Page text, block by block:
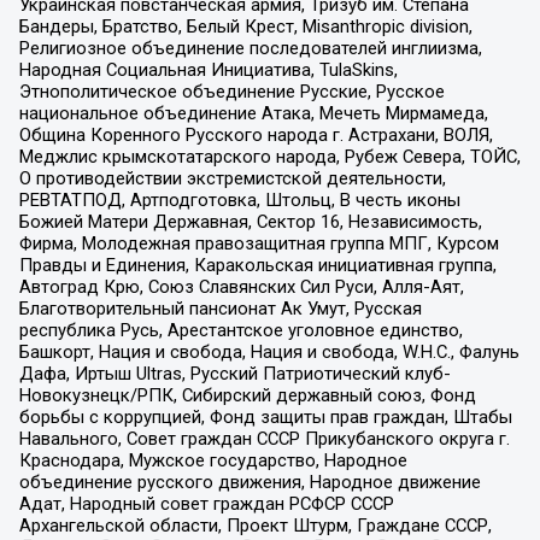
Украинская повстанческая армия, Тризуб им. Степана
Бандеры, Братство, Белый Крест, Misanthropic division,
Религиозное объединение последователей инглиизма,
Народная Социальная Инициатива, TulaSkins,
Этнополитическое объединение Русские, Русское
национальное объединение Атака, Мечеть Мирмамеда,
Община Коренного Русского народа г. Астрахани, ВОЛЯ,
Меджлис крымскотатарского народа, Рубеж Севера, ТОЙС,
О противодействии экстремистской деятельности,
РЕВТАТПОД, Артподготовка, Штольц, В честь иконы
Божией Матери Державная, Сектор 16, Независимость,
Фирма, Молодежная правозащитная группа МПГ, Курсом
Правды и Единения, Каракольская инициативная группа,
Автоград Крю, Союз Славянских Сил Руси, Алля-Аят,
Благотворительный пансионат Ак Умут, Русская
республика Русь, Арестантское уголовное единство,
Башкорт, Нация и свобода, Нация и свобода, W.H.С., Фалунь
Дафа, Иртыш Ultras, Русский Патриотический клуб-
Новокузнецк/РПК, Сибирский державный союз, Фонд
борьбы с коррупцией, Фонд защиты прав граждан, Штабы
Навального, Совет граждан СССР Прикубанского округа г.
Краснодара, Мужское государство, Народное
объединение русского движения, Народное движение
Адат, Народный совет граждан РСФСР СССР
Архангельской области, Проект Штурм, Граждане СССР,